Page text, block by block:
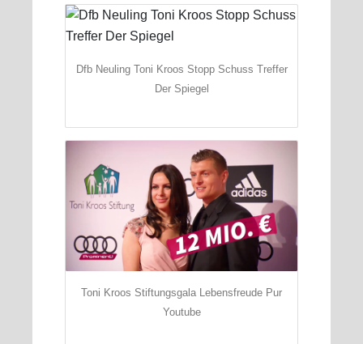
Dfb Neuling Toni Kroos Stopp Schuss Treffer
Der Spiegel
Toni Kroos Stiftungsgala Lebensfreude Pur
Youtube